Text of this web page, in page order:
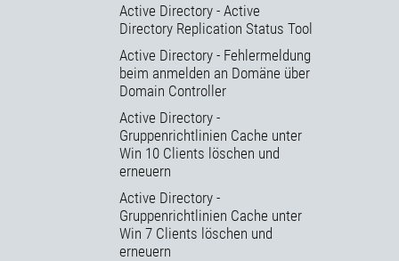
Active Directory - Active
Directory Replication Status Tool
Active Directory - Fehlermeldung
beim anmelden an Domäne über
Domain Controller
Active Directory -
Gruppenrichtlinien Cache unter
Win 10 Clients löschen und
erneuern
Active Directory -
Gruppenrichtlinien Cache unter
Win 7 Clients löschen und
erneuern